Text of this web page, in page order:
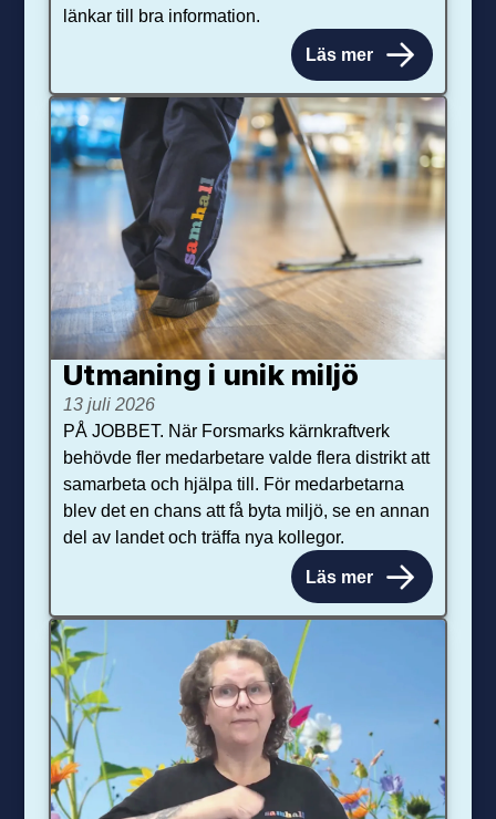
länkar till bra information.
Läs mer
Utmaning i unik miljö
13 juli 2026
PÅ JOBBET. När Forsmarks kärnkraftverk
behövde fler medarbetare valde flera distrikt att
samarbeta och hjälpa till. För medarbetarna
blev det en chans att få byta miljö, se en annan
del av landet och träffa nya kollegor.
Läs mer